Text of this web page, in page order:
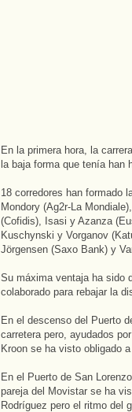
En la primera hora, la
la baja forma que tenía han
18 corredores han formado
Mondory (Ag2r-La
(Cofidis), Isasi y Azanza
Kuschynski y Vorganov
Jörgensen (Saxo Bank) y
Su máxima ventaja ha sido
colaborado para rebajar la
En el descenso del Puerto
carretera pero, ayudados
Kroon se ha visto obligado
En el Puerto de San
pareja del Movistar se ha
Rodríguez pero el ritmo del